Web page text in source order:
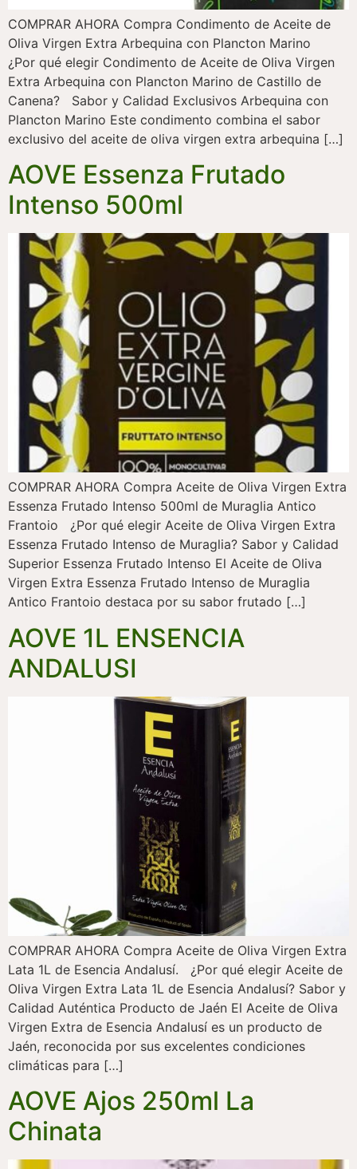
COMPRAR AHORA Compra Condimento de Aceite de
Oliva Virgen Extra Arbequina con Plancton Marino
¿Por qué elegir Condimento de Aceite de Oliva Virgen
Extra Arbequina con Plancton Marino de Castillo de
Canena? Sabor y Calidad Exclusivos Arbequina con
Plancton Marino Este condimento combina el sabor
exclusivo del aceite de oliva virgen extra arbequina […]
AOVE Essenza Frutado
Intenso 500ml
COMPRAR AHORA Compra Aceite de Oliva Virgen Extra
Essenza Frutado Intenso 500ml de Muraglia Antico
Frantoio ¿Por qué elegir Aceite de Oliva Virgen Extra
Essenza Frutado Intenso de Muraglia? Sabor y Calidad
Superior Essenza Frutado Intenso El Aceite de Oliva
Virgen Extra Essenza Frutado Intenso de Muraglia
Antico Frantoio destaca por su sabor frutado […]
AOVE 1L ENSENCIA
ANDALUSI
COMPRAR AHORA Compra Aceite de Oliva Virgen Extra
Lata 1L de Esencia Andalusí. ¿Por qué elegir Aceite de
Oliva Virgen Extra Lata 1L de Esencia Andalusí? Sabor y
Calidad Auténtica Producto de Jaén El Aceite de Oliva
Virgen Extra de Esencia Andalusí es un producto de
Jaén, reconocida por sus excelentes condiciones
climáticas para […]
AOVE Ajos 250ml La
Chinata